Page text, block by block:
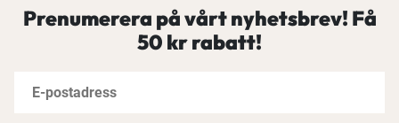
Prenumerera på vårt nyhetsbrev! Få
50 kr rabatt!